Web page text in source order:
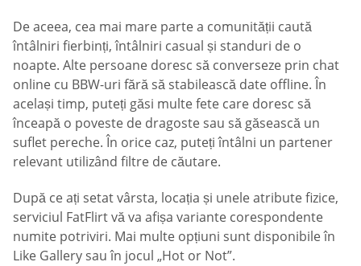
De aceea, cea mai mare parte a comunității caută
întâlniri fierbinți, întâlniri casual și standuri de o
noapte. Alte persoane doresc să converseze prin chat
online cu BBW-uri fără să stabilească date offline. În
același timp, puteți găsi multe fete care doresc să
înceapă o poveste de dragoste sau să găsească un
suflet pereche. În orice caz, puteți întâlni un partener
relevant utilizând filtre de căutare.
După ce ați setat vârsta, locația și unele atribute fizice,
serviciul FatFlirt vă va afișa variante corespondente
numite potriviri. Mai multe opțiuni sunt disponibile în
Like Gallery sau în jocul „Hot or Not”.